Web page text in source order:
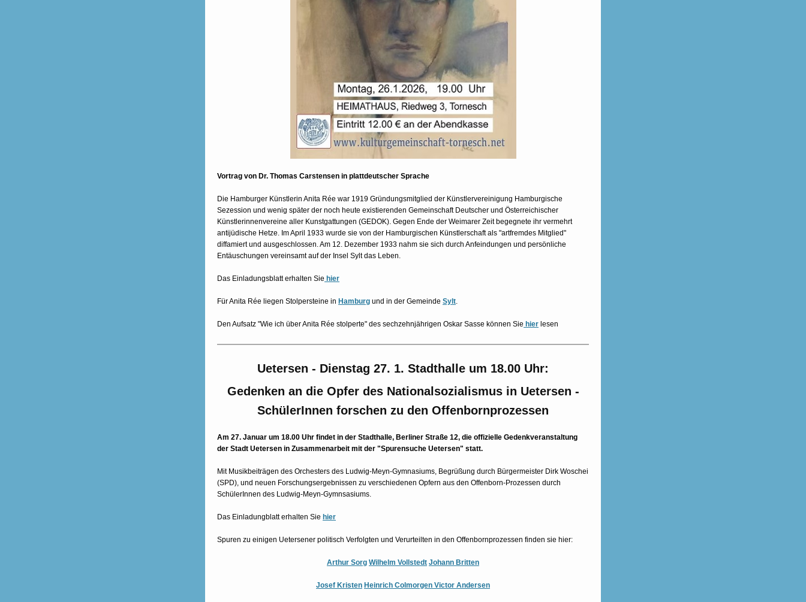
Vortrag von Dr. Thomas Carstensen in plattdeutscher Sprache
Die Hamburger Künstlerin Anita Rée war 1919 Gründungsmitglied der Künstlervereinigung Hamburgische
Sezession und wenig später der noch heute existierenden Gemeinschaft Deutscher und Österreichischer
Künstlerinnenvereine aller Kunstgattungen (GEDOK). Gegen Ende der Weimarer Zeit begegnete ihr vermehrt
antijüdische Hetze. Im April 1933 wurde sie von der Hamburgischen Künstlerschaft als "artfremdes Mitglied"
diffamiert und ausgeschlossen. Am 12. Dezember 1933 nahm sie sich durch Anfeindungen und persönliche
Entäuschungen vereinsamt auf der Insel Sylt das Leben.
Das Einladungsblatt erhalten Sie hier
Für Anita Rée liegen Stolpersteine in Hamburg und in der Gemeinde Sylt.
Den Aufsatz "Wie ich über Anita Rée stolperte" des sechzehnjährigen Oskar Sasse können Sie hier lesen
Uetersen - Dienstag 27. 1. Stadthalle um 18.00 Uhr:
Gedenken an die Opfer des Nationalsozialismus in Uetersen -
SchülerInnen forschen zu den Offenbornprozessen
Am 27. Januar um 18.00 Uhr findet in der Stadthalle, Berliner Straße 12, die offizielle Gedenkveranstaltung
der Stadt Uetersen in Zusammenarbeit mit der "Spurensuche Uetersen" statt.
Mit Musikbeiträgen des Orchesters des Ludwig-Meyn-Gymnasiums, Begrüßung durch Bürgermeister Dirk Woschei
(SPD), und neuen Forschungsergebnissen zu verschiedenen Opfern aus den Offenborn-Prozessen durch
SchülerInnen des Ludwig-Meyn-Gymnsasiums.
Das Einladungblatt erhalten Sie hier
Spuren zu einigen Uetersener politisch Verfolgten und Verurteilten in den Offenbornprozessen finden sie hier:
Arthur Sorg Wilhelm Vollstedt Johann Britten
Josef Kristen Heinrich Colmorgen Victor Andersen